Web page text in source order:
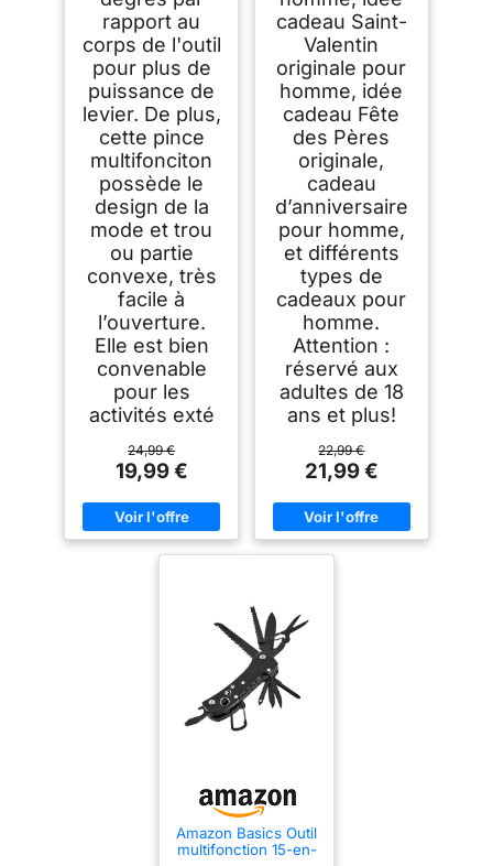
rapport au
corps de l'outil
pour plus de
puissance de
levier. De plus,
cette pince
multifonciton
possède le
design de la
mode et trou
ou partie
convexe, très
facile à
l’ouverture.
Elle est bien
convenable
pour les
activités exté
24,99 €
19,99 €
cadeau Saint-
Valentin
originale pour
homme, idée
cadeau Fête
des Pères
originale,
cadeau
d’anniversaire
pour homme,
et différents
types de
cadeaux pour
homme.
Attention :
réservé aux
adultes de 18
ans et plus!
22,99 €
21,99 €
Amazon Basics Outil
multifonction 15-en-